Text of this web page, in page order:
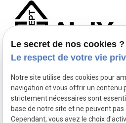
NOUS JOINDRE
contact@ajjyconcept.com
04 84 89 15 86
Du
Le secret de nos cookies ?
Le respect de votre vie
Notre site utilise des cookies pour
navigation et vous offrir un contenu
strictement nécessaires sont
base de notre site et ne peuvent
Cependant, vous avez le choix